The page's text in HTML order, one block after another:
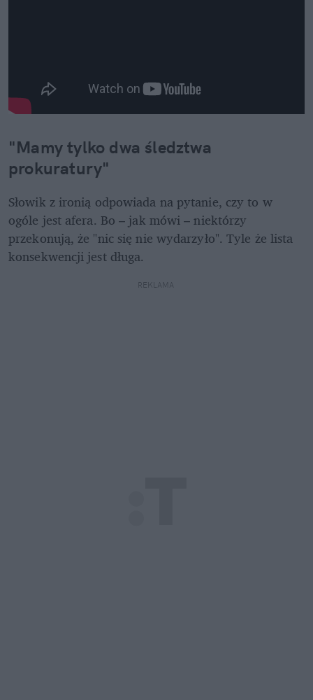
"Mamy tylko dwa śledztwa
prokuratury"
Słowik z ironią odpowiada na pytanie, czy to w
ogóle jest afera. Bo – jak mówi – niektórzy
przekonują, że "nic się nie wydarzyło". Tyle że lista
konsekwencji jest długa.
REKLAMA